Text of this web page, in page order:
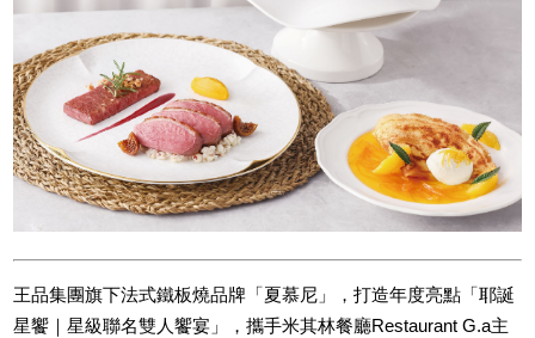
王品集團旗下法式鐵板燒品牌「夏慕尼」，打造年度亮點「耶誕
星饗｜星級聯名雙人饗宴」，攜手米其林餐廳Restaurant G.a主